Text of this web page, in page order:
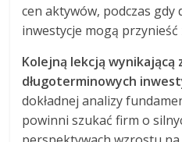
cen aktywów, podczas gdy
inwestycje mogą przynieść
Kolejną lekcją wynikającą
długoterminowych
dokładnej analizy
powinni szukać firm o